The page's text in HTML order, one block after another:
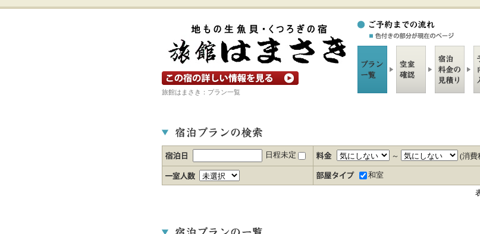
宿の詳細ホームページを見る
旅館はまさき：プラン一覧
日程未定 ～ (消費
和室